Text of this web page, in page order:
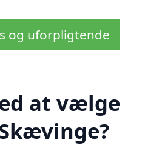
og uforpligtende
at vælge